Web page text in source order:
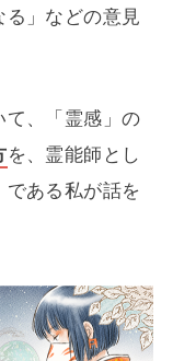
」などの意見
て、「霊感」の
を、霊能師とし
である私が話を